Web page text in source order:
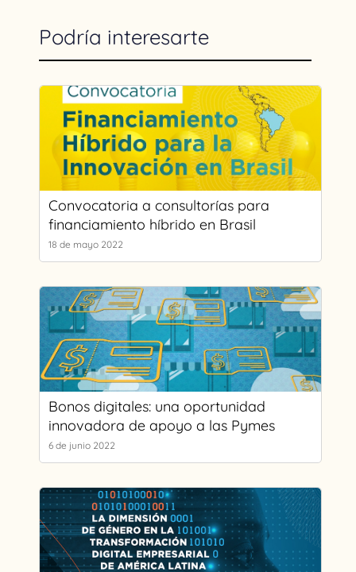
Podría interesarte
Convocatoria a consultorías para
financiamiento híbrido en Brasil
18 de mayo 2022
Bonos digitales: una oportunidad
innovadora de apoyo a las Pymes
6 de junio 2022